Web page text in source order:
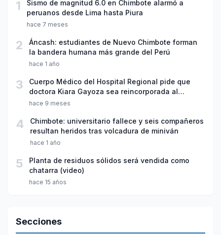
1
Sismo de magnitud 6.0 en Chimbote alarmó a
peruanos desde Lima hasta Piura
hace 7 meses
2
Áncash: estudiantes de Nuevo Chimbote forman
la bandera humana más grande del Perú
hace 1 año
3
Cuerpo Médico del Hospital Regional pide que
doctora Kiara Gayoza sea reincorporada al
servicio de Pediatría
hace 9 meses
4
Chimbote: universitario fallece y seis compañeros
resultan heridos tras volcadura de miniván
hace 1 año
5
Planta de residuos sólidos será vendida como
chatarra (video)
hace 15 años
Secciones